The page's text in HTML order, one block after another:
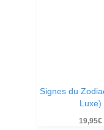
Signes du
Luxe)
19,95€